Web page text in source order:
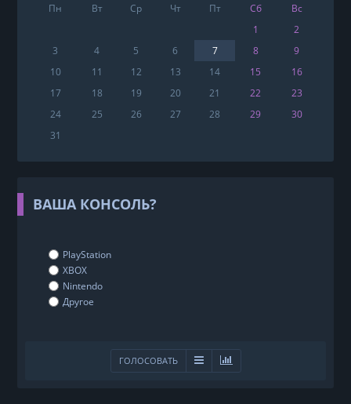
Пн Вт Ср Чт Пт Сб
Вс
1
2
3
4 5 6 7 8
9
10
11 12 13 14 15
16
17
18 19 20 21 22
23
24
25 26 27 28 29
30
31
ВАША КОНСОЛЬ?
PlayStation
XBOX
Nintendo
Другое
ГОЛОСОВАТЬ